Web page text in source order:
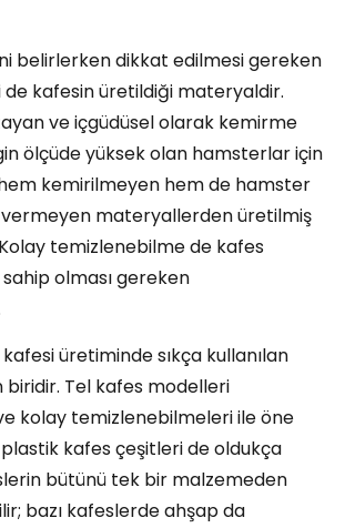
belirlerken dikkat edilmesi gereken
kafesin üretildiği materyaldir.
ve içgüdüsel olarak kemirme
ölçüde yüksek olan hamsterlar için
kemirilmeyen hem de hamster
vermeyen materyallerden üretilmiş
temizlenebilme de kafes
olması gereken
üretiminde sıkça kullanılan
Tel kafes modelleri
ve kolay temizlenebilmeleri ile öne
plastik kafes çeşitleri de oldukça
bütünü tek bir malzemeden
bazı kafeslerde ahşap da